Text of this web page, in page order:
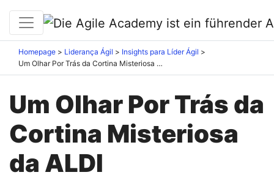
Homepage Liderança Ágil
Insights para Líder Ágil
Um Olhar Por Trás da Cortina Misteriosa da ALDI
Um Olhar Por Trás da
Cortina Misteriosa
da ALDI